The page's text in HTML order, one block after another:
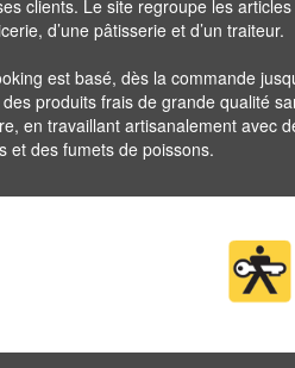
clients. Le site regroupe les articles
d’une pâtisserie et d’un traiteur.
est basé, dès la commande
des produits frais de grande qualité
en travaillant artisanalement avec
et des fumets de poissons.